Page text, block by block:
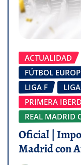
ACTUALIDAD
FÚTBOL
LIGA F
PRIMERA
REAL MADRID
Oficial |
Madrid con